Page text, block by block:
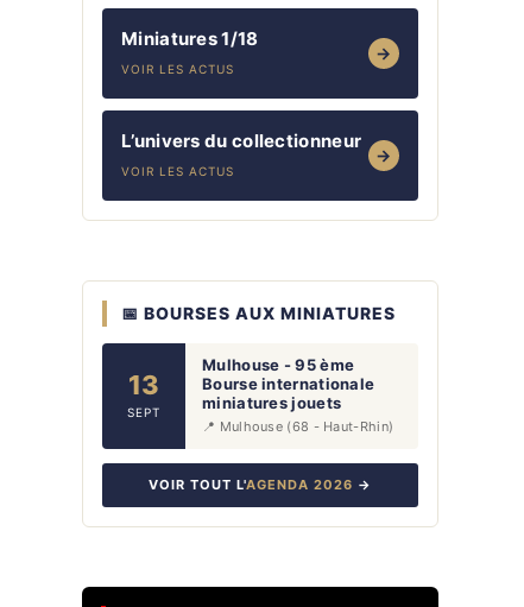
Miniatures 1/18
VOIR LES ACTUS
→
L’univers du collectionneur
VOIR LES ACTUS
→
📅 BOURSES AUX MINIATURES
13
SEPT
Mulhouse - 95 ème
Bourse internationale
miniatures jouets
📍 Mulhouse (68 - Haut-Rhin)
VOIR TOUT L'AGENDA 2026 →